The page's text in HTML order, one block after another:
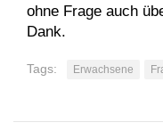
ohne Frage auch
Dank.
Tags: Erwachsene